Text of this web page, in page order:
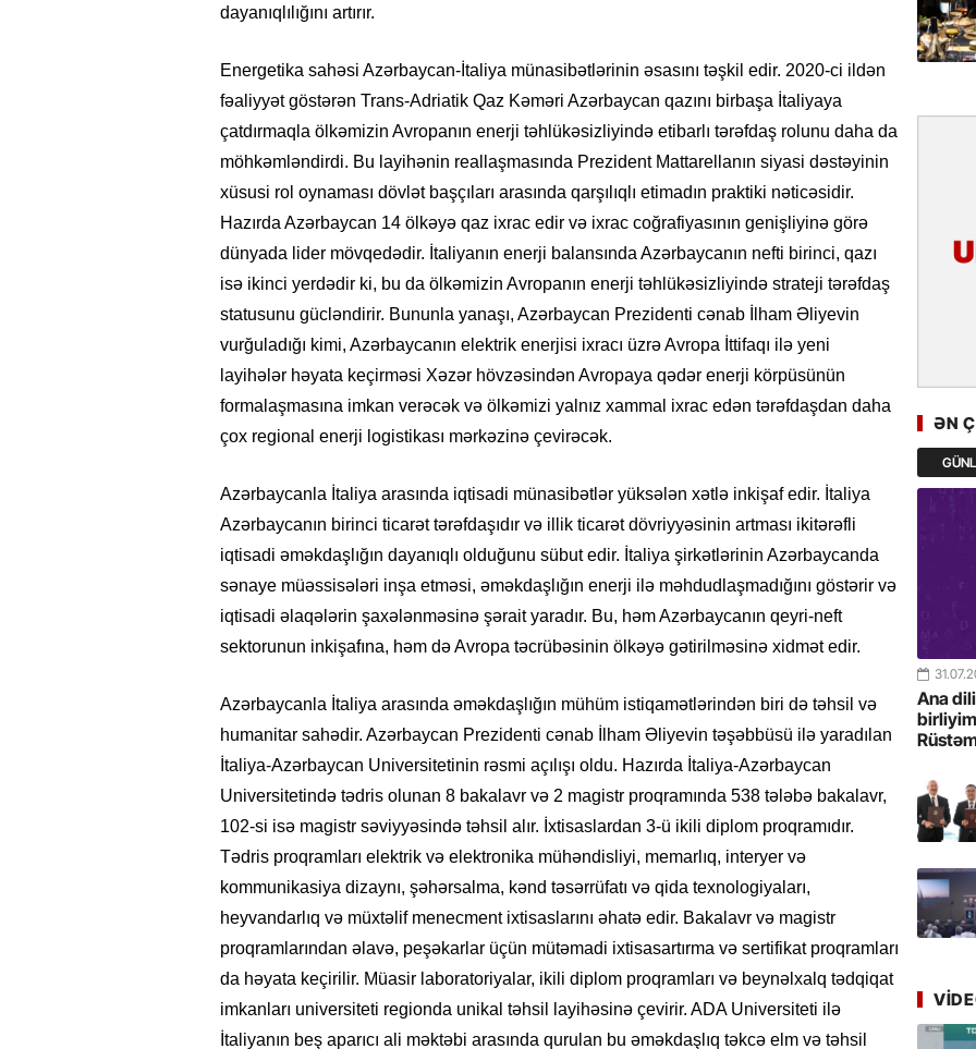
dayanıqlılığını artırır.
Energetika sahəsi Azərbaycan-İtaliya münasibətlərinin əsasını təşkil edir. 2020-ci ildən
fəaliyyət göstərən Trans-Adriatik Qaz Kəməri Azərbaycan qazını birbaşa İtaliyaya
çatdırmaqla ölkəmizin Avropanın enerji təhlükəsizliyində etibarlı tərəfdaş rolunu daha da
möhkəmləndirdi. Bu layihənin reallaşmasında Prezident Mattarellanın siyasi dəstəyinin
xüsusi rol oynaması dövlət başçıları arasında qarşılıqlı etimadın praktiki nəticəsidir.
Hazırda Azərbaycan 14 ölkəyə qaz ixrac edir və ixrac coğrafiyasının genişliyinə görə
dünyada lider mövqedədir. İtaliyanın enerji balansında Azərbaycanın nefti birinci, qazı
isə ikinci yerdədir ki, bu da ölkəmizin Avropanın enerji təhlükəsizliyində strateji tərəfdaş
statusunu gücləndirir. Bununla yanaşı, Azərbaycan Prezidenti cənab İlham Əliyevin
vurğuladığı kimi, Azərbaycanın elektrik enerjisi ixracı üzrə Avropa İttifaqı ilə yeni
layihələr həyata keçirməsi Xəzər hövzəsindən Avropaya qədər enerji körpüsünün
formalaşmasına imkan verəcək və ölkəmizi yalnız xammal ixrac edən tərəfdaşdan daha
çox regional enerji logistikası mərkəzinə çevirəcək.
Azərbaycanla İtaliya arasında iqtisadi münasibətlər yüksələn xətlə inkişaf edir. İtaliya
Azərbaycanın birinci ticarət tərəfdaşıdır və illik ticarət dövriyyəsinin artması ikitərəfli
iqtisadi əməkdaşlığın dayanıqlı olduğunu sübut edir. İtaliya şirkətlərinin Azərbaycanda
sənaye müəssisələri inşa etməsi, əməkdaşlığın enerji ilə məhdudlaşmadığını göstərir və
iqtisadi əlaqələrin şaxələnməsinə şərait yaradır. Bu, həm Azərbaycanın qeyri-neft
sektorunun inkişafına, həm də Avropa təcrübəsinin ölkəyə gətirilməsinə xidmət edir.
Azərbaycanla İtaliya arasında əməkdaşlığın mühüm istiqamətlərindən biri də təhsil və
humanitar sahədir. Azərbaycan Prezidenti cənab İlham Əliyevin təşəbbüsü ilə yaradılan
İtaliya-Azərbaycan Universitetinin rəsmi açılışı oldu. Hazırda İtaliya-Azərbaycan
Universitetində tədris olunan 8 bakalavr və 2 magistr proqramında 538 tələbə bakalavr,
102-si isə magistr səviyyəsində təhsil alır. İxtisaslardan 3-ü ikili diplom proqramıdır.
Tədris proqramları elektrik və elektronika mühəndisliyi, memarlıq, interyer və
kommunikasiya dizaynı, şəhərsalma, kənd təsərrüfatı və qida texnologiyaları,
heyvandarlıq və müxtəlif menecment ixtisaslarını əhatə edir. Bakalavr və magistr
proqramlarından əlavə, peşəkarlar üçün mütəmadi ixtisasartırma və sertifikat proqramları
da həyata keçirilir. Müasir laboratoriyalar, ikili diplom proqramları və beynəlxalq tədqiqat
imkanları universiteti regionda unikal təhsil layihəsinə çevirir. ADA Universiteti ilə
İtaliyanın beş aparıcı ali məktəbi arasında qurulan bu əməkdaşlıq təkcə elm və təhsil
Yeni
Awards
-
YAP
Günü
yer
ƏN
Ana